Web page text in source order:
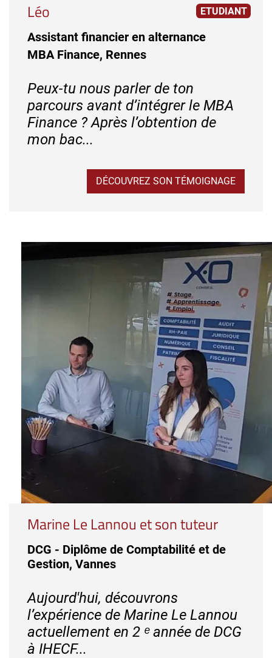
Léo ETUDIANT
Assistant financier en alternance
MBA Finance, Rennes
Peux-tu nous parler de ton
parcours avant d’intégrer le MBA
Finance ? Après l’obtention de
mon bac...
DÉCOUVREZ SON TÉMOIGNAGE
Marine Le Lannou et son tuteur
DCG - Diplôme de Comptabilité et de
Gestion, Vannes
Aujourd'hui, découvrons
l’expérience de Marine Le Lannou
actuellement en 2 ᵉ année de DCG
à IHECF...